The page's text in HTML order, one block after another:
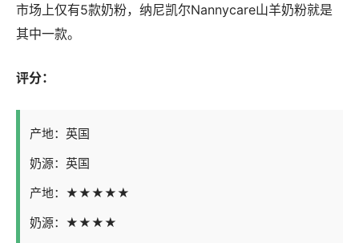
市场上仅有5款奶粉，纳尼凯尔Nannycare山羊奶粉就是
其中一款。
评分：
产地：英国
奶源：英国
产地：★★★★★
奶源：★★★★